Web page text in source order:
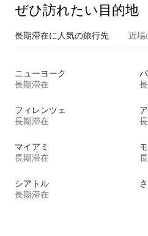
ぜひ訪⁠れ⁠た⁠い目⁠的⁠地
長期滞在に人気の旅行先 近場
ニューヨーク
長期滞在
フィレンツェ
長期滞在
マイアミ
長期滞在
シアトル
長期滞在